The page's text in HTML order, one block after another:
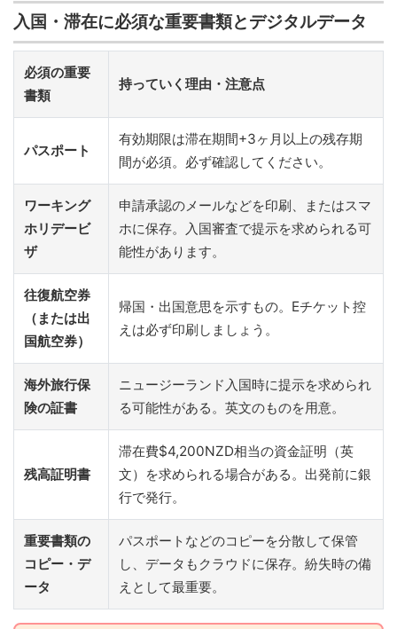
入国・滞在に必須な重要書類とデジタルデータ
必須の重要
書類
持っていく理由・注意点
パスポート
有効期限は滞在期間+3ヶ月以上の残存期
間が必須。必ず確認してください。
ワーキング
ホリデービ
ザ
申請承認のメールなどを印刷、またはスマ
ホに保存。入国審査で提示を求められる可
能性があります。
往復航空券
（または出
国航空券）
帰国・出国意思を示すもの。Eチケット控
えは必ず印刷しましょう。
海外旅行保
険の証書
ニュージーランド入国時に提示を求められ
る可能性がある。英文のものを用意。
残高証明書
滞在費$4,200NZD相当の資金証明（英
文）を求められる場合がある。出発前に銀
行で発行。
重要書類の
コピー・デ
ータ
パスポートなどのコピーを分散して保管
し、データもクラウドに保存。紛失時の備
えとして最重要。